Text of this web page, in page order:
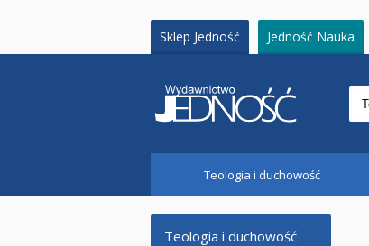
Sklep Jedność Jedność Nauka
Teologia i duchowość
Teologia i duchowość